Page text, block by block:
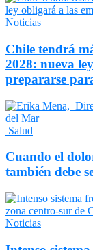
Noticias
Chile tendrá
2028: nueva
prepararse
Salud
Cuando el
también debe
Noticias